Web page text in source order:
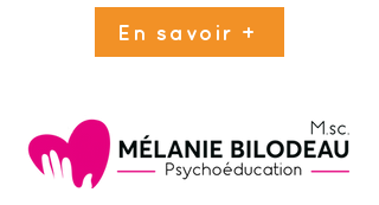
En savoir +